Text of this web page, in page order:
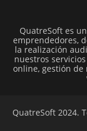
QuatreSoft es
emprendedores,
la realización
nuestros
online, gestión de
QuatreSoft 2024.